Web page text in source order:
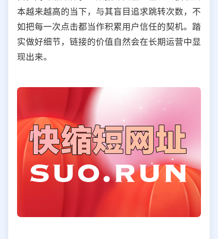
本越来越高的当下，与其盲目追求跳转次数，不
如把每一次点击都当作积累用户信任的契机。踏
实做好细节，链接的价值自然会在长期运营中显
现出来。